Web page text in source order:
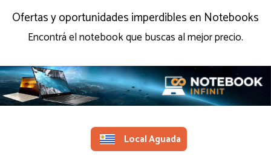
Ofertas y oportunidades imperdibles en Notebooks
Encontrá el notebook que buscas al mejor precio.
Local Aguada